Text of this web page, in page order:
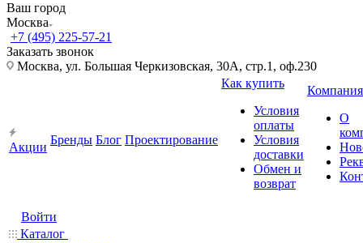
Ваш город
Москва
+7 (495) 225-57-21
Заказать звонок
Москва, ул. Большая Черкизовская, 30А, стр.1, оф.230
Акции
Бренды Блог Проектирование
Как купить
Условия
оплаты
Условия
доставки
Обмен и
возврат
Компания
О
Войти
Каталог